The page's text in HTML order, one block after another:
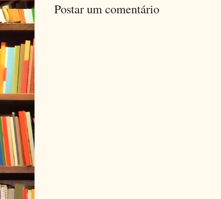
Postar um comentário